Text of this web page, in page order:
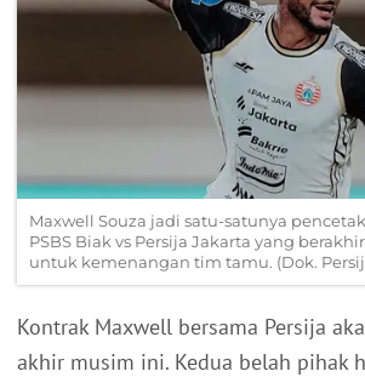
Maxwell Souza jadi satu-satunya
PSBS Biak vs Persija Jakarta yang
untuk kemenangan tim tamu. (Dok.
Kontrak Maxwell bersama Persija
akhir musim ini. Kedua belah pihak